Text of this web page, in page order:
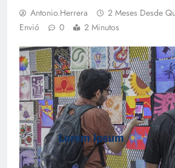
Antonio.herrera
2 Meses Desde
Envió
0 2 Minutos